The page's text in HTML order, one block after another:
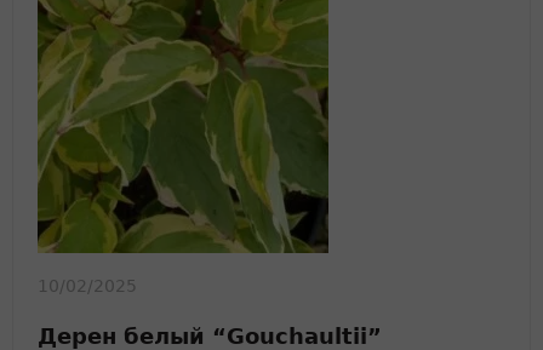
10/02/2025
Дерен белый “Gouchaultii”